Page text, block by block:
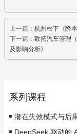
上一篇： 杭州松下《降
下一篇： 欧拓汽车管理
及影响分析》
系列课程
潜在失效模式与后
DeepSeek 驱动的